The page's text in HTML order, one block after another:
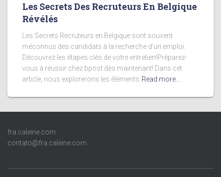
Les Secrets Des Recruteurs En Belgique
Révélés
Les Secrets Recruteurs en Belgique sont souvent
méconnus des candidats à la recherche d’un emploi.
Découvrez les étapes clés de votre entretien!Préparez-
vous à réussir chez bpost dès maintenant! Dans cet
article, nous explorerons les éléments Read more…
fra.caleine.com
contato@fra.caleine.com